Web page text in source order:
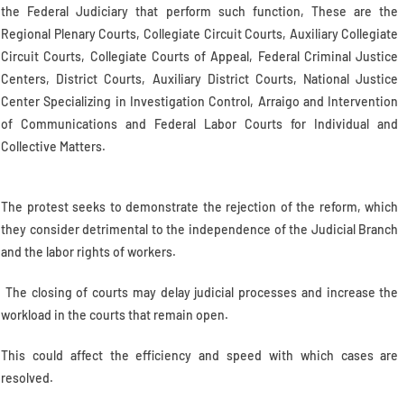
the Federal Judiciary that perform such function, These are the
Regional Plenary Courts, Collegiate Circuit Courts, Auxiliary Collegiate
Circuit Courts, Collegiate Courts of Appeal, Federal Criminal Justice
Centers, District Courts, Auxiliary District Courts, National Justice
Center Specializing in Investigation Control, Arraigo and Intervention
of Communications and Federal Labor Courts for Individual and
Collective Matters.
The protest seeks to demonstrate the rejection of the reform, which
they consider detrimental to the independence of the Judicial Branch
and the labor rights of workers.
The closing of courts may delay judicial processes and increase the
workload in the courts that remain open.
This could affect the efficiency and speed with which cases are
resolved.